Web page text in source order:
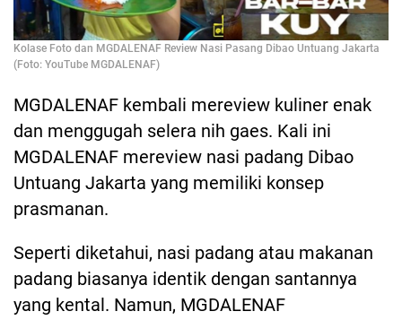
Kolase Foto dan MGDALENAF Review Nasi Pasang Dibao Untuang Jakarta
(Foto: YouTube MGDALENAF)
MGDALENAF kembali mereview kuliner enak
dan menggugah selera nih gaes. Kali ini
MGDALENAF mereview nasi padang Dibao
Untuang Jakarta yang memiliki konsep
prasmanan.
Seperti diketahui, nasi padang atau makanan
padang biasanya identik dengan santannya
yang kental. Namun, MGDALENAF